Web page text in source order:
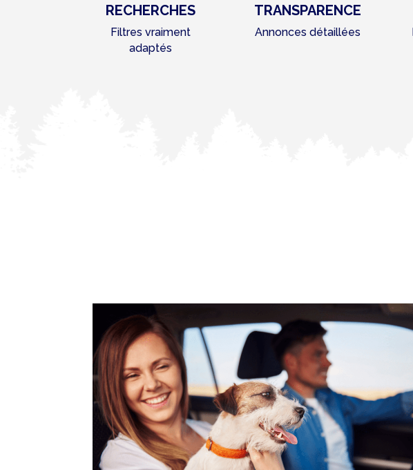
RECHERCHES
Filtres vraiment
adaptés
TRANSPARENCE
Annonces détaillées